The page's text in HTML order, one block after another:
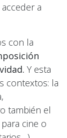
a
con la
Y esta
contextos: la
también el
cine o